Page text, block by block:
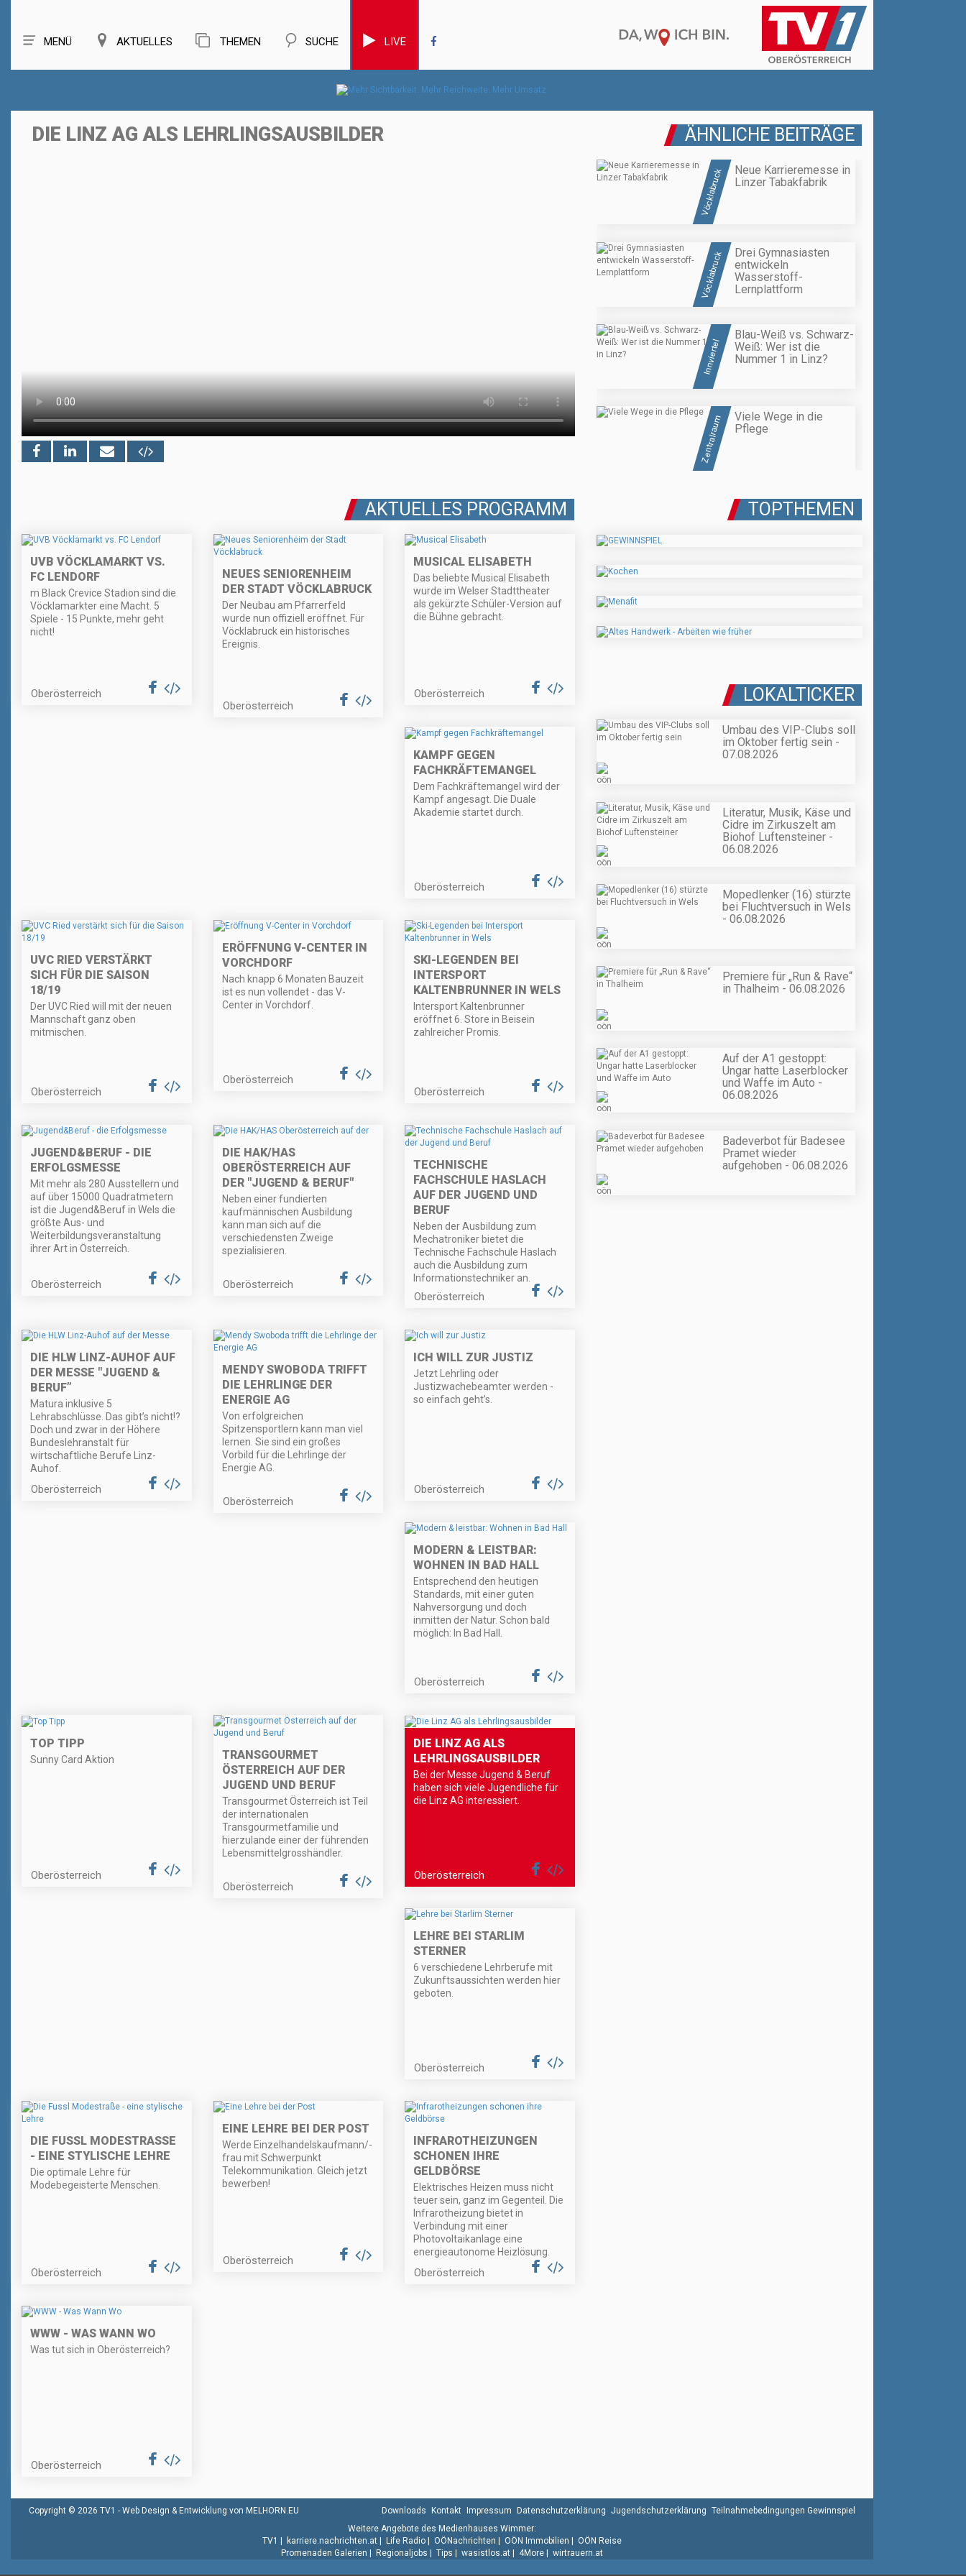
MENÜ AKTUELLES THEMEN SUCHE LIVE
DIE LINZ AG ALS LEHRLINGSAUSBILDER ÄHNLICHE BEITRÄGE
Vöcklabruck
Neue Karrieremesse in
Linzer Tabakfabrik
Vöcklabruck
Drei Gymnasiasten
entwickeln
Wasserstoff-
Lernplattform
Innviertel
Blau-Weiß vs. Schwarz-
Weiß: Wer ist die
Nummer 1 in Linz?
Zentralraum
Viele Wege in die
Pflege
AKTUELLES PROGRAMM
UVB VÖCKLAMARKT VS.
FC LENDORF
m Black Crevice Stadion sind die
Vöcklamarkter eine Macht. 5
Spiele - 15 Punkte, mehr geht
nicht!
Oberösterreich
NEUES SENIORENHEIM
DER STADT VÖCKLABRUCK
Der Neubau am Pfarrerfeld
wurde nun offiziell eröffnet. Für
Vöcklabruck ein historisches
Ereignis.
Oberösterreich
MUSICAL ELISABETH
Das beliebte Musical Elisabeth
wurde im Welser Stadttheater
als gekürzte Schüler-Version auf
die Bühne gebracht.
Oberösterreich
KAMPF GEGEN
FACHKRÄFTEMANGEL
Dem Fachkräftemangel wird der
Kampf angesagt. Die Duale
Akademie startet durch.
Oberösterreich
UVC RIED VERSTÄRKT
SICH FÜR DIE SAISON
18/19
Der UVC Ried will mit der neuen
Mannschaft ganz oben
mitmischen.
Oberösterreich
ERÖFFNUNG V-CENTER IN
VORCHDORF
Nach knapp 6 Monaten Bauzeit
ist es nun vollendet - das V-
Center in Vorchdorf.
Oberösterreich
SKI-LEGENDEN BEI
INTERSPORT
KALTENBRUNNER IN WELS
Intersport Kaltenbrunner
eröffnet 6. Store in Beisein
zahlreicher Promis.
Oberösterreich
JUGEND&BERUF - DIE
ERFOLGSMESSE
Mit mehr als 280 Ausstellern und
auf über 15000 Quadratmetern
ist die Jugend&Beruf in Wels die
größte Aus- und
Weiterbildungsveranstaltung
ihrer Art in Österreich.
Oberösterreich
DIE HAK/HAS
OBERÖSTERREICH AUF
DER "JUGEND & BERUF"
Neben einer fundierten
kaufmännischen Ausbildung
kann man sich auf die
verschiedensten Zweige
spezialisieren.
Oberösterreich
TECHNISCHE
FACHSCHULE HASLACH
AUF DER JUGEND UND
BERUF
Neben der Ausbildung zum
Mechatroniker bietet die
Technische Fachschule Haslach
auch die Ausbildung zum
Informationstechniker an.
Oberösterreich
DIE HLW LINZ-AUHOF AUF
DER MESSE "JUGEND &
BERUF”
Matura inklusive 5
Lehrabschlüsse. Das gibt’s nicht!?
Doch und zwar in der Höhere
Bundeslehranstalt für
wirtschaftliche Berufe Linz-
Auhof.
Oberösterreich
MENDY SWOBODA TRIFFT
DIE LEHRLINGE DER
ENERGIE AG
Von erfolgreichen
Spitzensportlern kann man viel
lernen. Sie sind ein großes
Vorbild für die Lehrlinge der
Energie AG.
Oberösterreich
ICH WILL ZUR JUSTIZ
Jetzt Lehrling oder
Justizwachebeamter werden -
so einfach geht’s.
Oberösterreich
MODERN & LEISTBAR:
WOHNEN IN BAD HALL
Entsprechend den heutigen
Standards, mit einer guten
Nahversorgung und doch
inmitten der Natur. Schon bald
möglich: In Bad Hall.
Oberösterreich
TOP TIPP
Sunny Card Aktion
Oberösterreich
TRANSGOURMET
ÖSTERREICH AUF DER
JUGEND UND BERUF
Transgourmet Österreich ist Teil
der internationalen
Transgourmetfamilie und
hierzulande einer der führenden
Lebensmittelgrosshändler.
Oberösterreich
DIE LINZ AG ALS
LEHRLINGSAUSBILDER
Bei der Messe Jugend & Beruf
haben sich viele Jugendliche für
die Linz AG interessiert.
Oberösterreich
LEHRE BEI STARLIM
STERNER
6 verschiedene Lehrberufe mit
Zukunftsaussichten werden hier
geboten.
Oberösterreich
DIE FUSSL MODESTRASSE -
EINE STYLISCHE LEHRE
Die optimale Lehre für
Modebegeisterte Menschen.
Oberösterreich
EINE LEHRE BEI DER POST
Werde Einzelhandelskaufmann/-
frau mit Schwerpunkt
Telekommunikation. Gleich jetzt
bewerben!
Oberösterreich
INFRAROTHEIZUNGEN
SCHONEN IHRE
GELDBÖRSE
Elektrisches Heizen muss nicht
teuer sein, ganz im Gegenteil. Die
Infrarotheizung bietet in
Verbindung mit einer
Photovoltaikanlage eine
energieautonome Heizlösung.
Oberösterreich
WWW - WAS WANN WO
Was tut sich in Oberösterreich?
Oberösterreich
TOPTHEMEN
LOKALTICKER
Umbau des VIP-Clubs soll
im Oktober fertig sein -
07.08.2026
Literatur, Musik, Käse und
Cidre im Zirkuszelt am
Biohof Luftensteiner -
06.08.2026
Mopedlenker (16) stürzte
bei Fluchtversuch in Wels
- 06.08.2026
Premiere für „Run & Rave“
in Thalheim - 06.08.2026
Auf der A1 gestoppt:
Ungar hatte Laserblocker
und Waffe im Auto -
06.08.2026
Badeverbot für Badesee
Pramet wieder
aufgehoben - 06.08.2026
Copyright © 2026 TV1 - Web Design & Entwicklung von MELHORN.EU Downloads Kontakt Impressum Datenschutzerklärung Jugendschutzerklärung Teilnahmebedingungen Gewinnspiel
Weitere Angebote des Medienhauses Wimmer:
TV1
karriere.nachrichten.at Life Radio OÖNachrichten OÖN Immobilien
OÖN Reise
Promenaden Galerien
Regionaljobs Tips wasistlos.at 4More wirtrauern.at